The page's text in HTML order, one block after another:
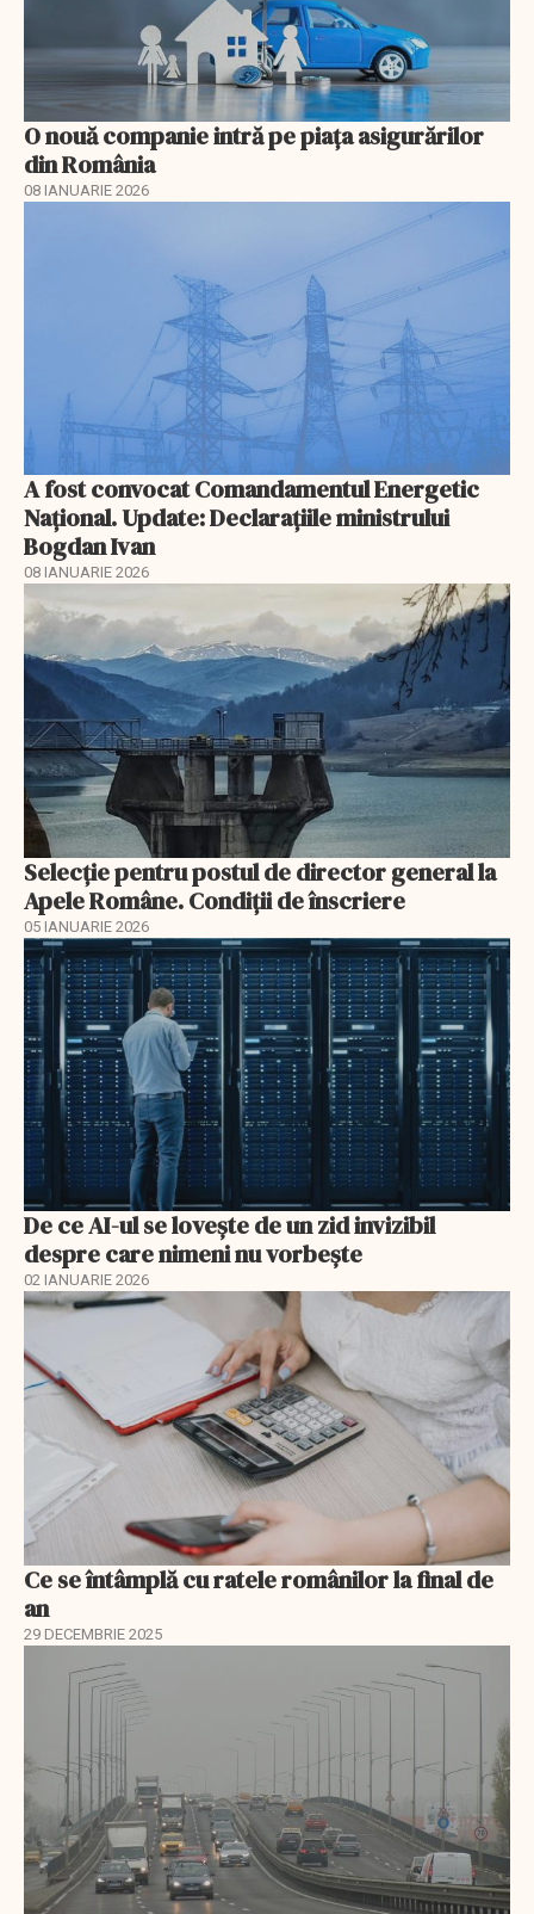
O nouă companie intră pe piața asigurărilor
din România
08 IANUARIE 2026
A fost convocat Comandamentul Energetic
Naţional. Update: Declaraţiile ministrului
Bogdan Ivan
08 IANUARIE 2026
Selecţie pentru postul de director general la
Apele Române. Condiţii de înscriere
05 IANUARIE 2026
De ce AI-ul se lovește de un zid invizibil
despre care nimeni nu vorbește
02 IANUARIE 2026
Ce se întâmplă cu ratele românilor la final de
an
29 DECEMBRIE 2025